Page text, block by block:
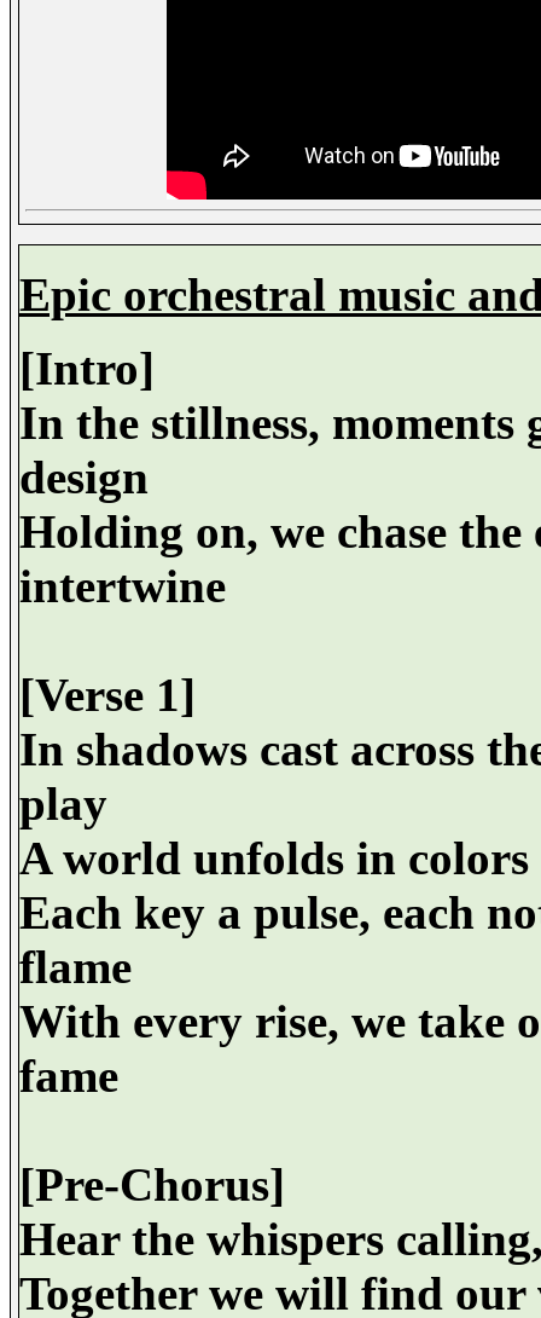
Epic orchestral music
[Intro]
In the stillness, moments
design
Holding on, we chase the
intertwine
[Verse 1]
In shadows cast across
play
A world unfolds in
Each key a pulse, each
flame
With every rise, we take
fame
[Pre-Chorus]
Hear the whispers
Together we will find